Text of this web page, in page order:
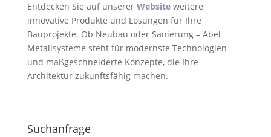
Entdecken Sie auf unserer Websiteweitere
innovative Produkte und Lösungen für Ihre
Bauprojekte. Ob Neubau oder Sanierung – Abel
Metallsysteme steht für modernste Technologien
und maßgeschneiderte Konzepte, die Ihre
Architektur zukunftsfähig machen.
Suchanfrage